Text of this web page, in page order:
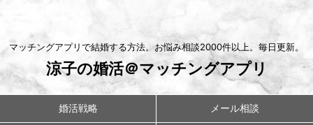
マッチングアプリで結婚する方法。お悩み相談2000件以上。毎日更新。
涼子の婚活＠マッチングアプリ
婚活戦略 メール相談